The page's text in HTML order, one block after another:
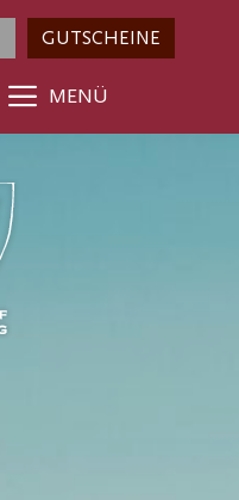
MENÜ
GUTSCHEINE